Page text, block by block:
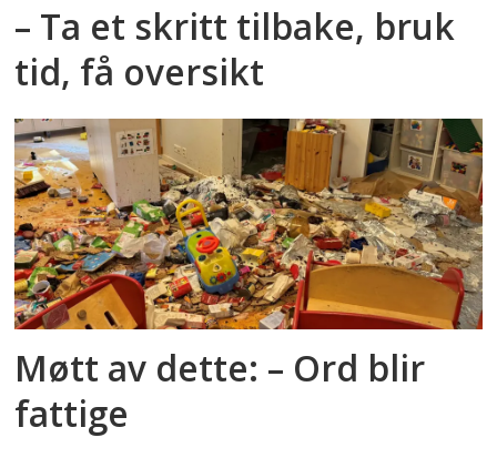
– Ta et skritt tilbake, bruk
tid, få oversikt
Møtt av dette: – Ord blir
fattige